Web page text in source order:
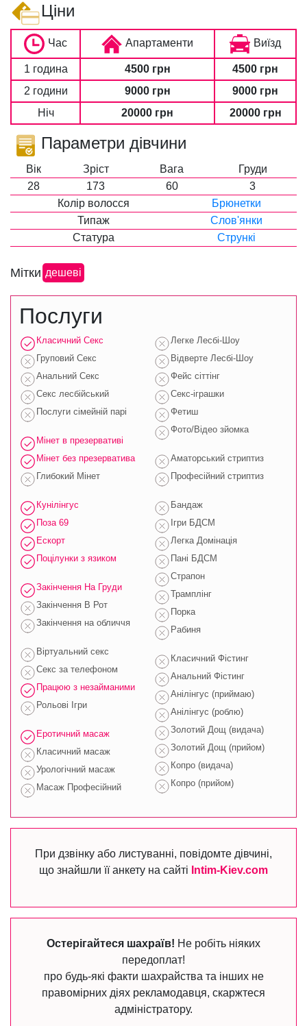
Ціни
Час Апартаменти Виїзд
1 година 4500 грн
4500 грн
2 години
9000 грн
9000 грн
Ніч
20000 грн 20000 грн
Параметри дівчини
Вік Зріст Вага
Груди
28
173 60
3
Колір волосся
Брюнетки
Типаж
Слов'янки
Статура
Стрункі
Мітки дешеві
Послуги
Класичний Секс
Груповий Секс
Анальний Секс
Секс лесбійський
Послуги сімейній парі
Мінет в презервативі
Мінет без презерватива
Глибокий Мінет
Кунілінгус
Поза 69
Ескорт
Поцілунки з язиком
Закінчення На Груди
Закінчення В Рот
Закінчення на обличчя
Віртуальний секс
Секс за телефоном
Працюю з незайманими
Рольові Ігри
Еротичний масаж
Класичний масаж
Урологічний масаж
Масаж Професійний
Легке Лесбі-Шоу
Відверте Лесбі-Шоу
Фейс сіттінг
Секс-іграшки
Фетиш
Фото/Відео зйомка
Аматорський стриптиз
Професійний стриптиз
Бандаж
Ігри БДСМ
Легка Домінація
Пані БДСМ
Страпон
Трамплінг
Порка
Рабиня
Класичний Фістинг
Анальний Фістинг
Анілінгус (приймаю)
Анілінгус (роблю)
Золотий Дощ (видача)
Золотий Дощ (прийом)
Копро (видача)
Копро (прийом)
При дзвінку або листуванні, повідомте дівчині,
що знайшли її анкету на сайті Intim-Kiev.com
Остерігайтеся шахраїв! Не робіть ніяких
передоплат!
про будь-які факти шахрайства та інших не
правомірних діях рекламодавця, скаржтеся
адміністратору.